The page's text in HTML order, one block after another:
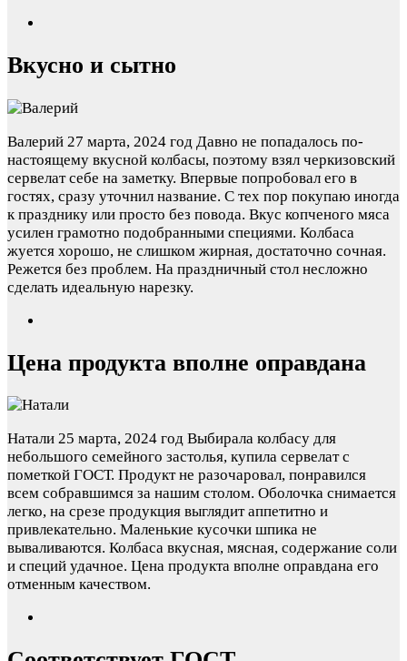
Вкусно и сытно
Валерий 27 марта, 2024 год Давно не попадалось по-
настоящему вкусной колбасы, поэтому взял черкизовский
сервелат себе на заметку. Впервые попробовал его в
гостях, сразу уточнил название. С тех пор покупаю иногда
к празднику или просто без повода. Вкус копченого мяса
усилен грамотно подобранными специями. Колбаса
жуется хорошо, не слишком жирная, достаточно сочная.
Режется без проблем. На праздничный стол несложно
сделать идеальную нарезку.
Цена продукта вполне оправдана
Натали 25 марта, 2024 год Выбирала колбасу для
небольшого семейного застолья, купила сервелат с
пометкой ГОСТ. Продукт не разочаровал, понравился
всем собравшимся за нашим столом. Оболочка снимается
легко, на срезе продукция выглядит аппетитно и
привлекательно. Маленькие кусочки шпика не
вываливаются. Колбаса вкусная, мясная, содержание соли
и специй удачное. Цена продукта вполне оправдана его
отменным качеством.